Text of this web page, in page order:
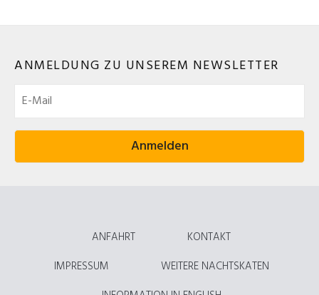
ANMELDUNG ZU UNSEREM NEWSLETTER
ANFAHRT
KONTAKT
IMPRESSUM
WEITERE NACHTSKATEN